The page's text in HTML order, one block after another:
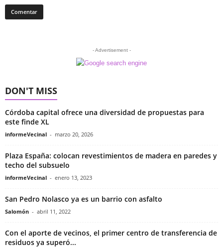
- Advertisement -
DON'T MISS
Córdoba capital ofrece una diversidad de propuestas para
este finde XL
informeVecinal - marzo 20, 2026
Plaza España: colocan revestimientos de madera en paredes y
techo del subsuelo
informeVecinal - enero 13, 2023
San Pedro Nolasco ya es un barrio con asfalto
Salomón - abril 11, 2022
Con el aporte de vecinos, el primer centro de transferencia de
residuos ya superó...